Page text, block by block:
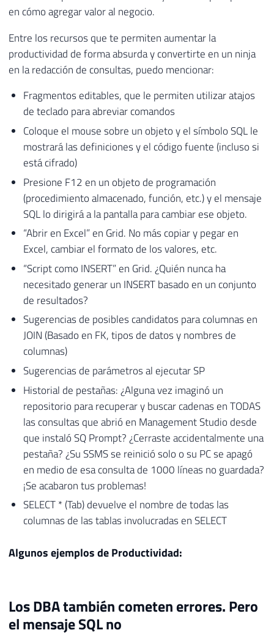
en cómo agregar valor al negocio.
Entre los recursos que te permiten aumentar la
productividad de forma absurda y convertirte en un ninja
en la redacción de consultas, puedo mencionar:
Fragmentos editables, que le permiten utilizar atajos
de teclado para abreviar comandos
Coloque el mouse sobre un objeto y el símbolo SQL le
mostrará las definiciones y el código fuente (incluso si
está cifrado)
Presione F12 en un objeto de programación
(procedimiento almacenado, función, etc.) y el mensaje
SQL lo dirigirá a la pantalla para cambiar ese objeto.
“Abrir en Excel” en Grid. No más copiar y pegar en
Excel, cambiar el formato de los valores, etc.
“Script como INSERT” en Grid. ¿Quién nunca ha
necesitado generar un INSERT basado en un conjunto
de resultados?
Sugerencias de posibles candidatos para columnas en
JOIN (Basado en FK, tipos de datos y nombres de
columnas)
Sugerencias de parámetros al ejecutar SP
Historial de pestañas: ¿Alguna vez imaginó un
repositorio para recuperar y buscar cadenas en TODAS
las consultas que abrió en Management Studio desde
que instaló SQ Prompt? ¿Cerraste accidentalmente una
pestaña? ¿Su SSMS se reinició solo o su PC se apagó
en medio de esa consulta de 1000 líneas no guardada?
¡Se acabaron tus problemas!
SELECT * (Tab) devuelve el nombre de todas las
columnas de las tablas involucradas en SELECT
Algunos ejemplos de Productividad:
Los DBA también cometen errores. Pero
el mensaje SQL no